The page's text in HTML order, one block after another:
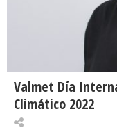
Valmet Día
Climático 2022